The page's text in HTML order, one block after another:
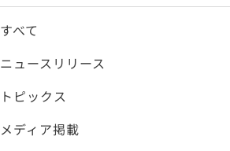
すべて
ニュースリリース
トピックス
メディア掲載